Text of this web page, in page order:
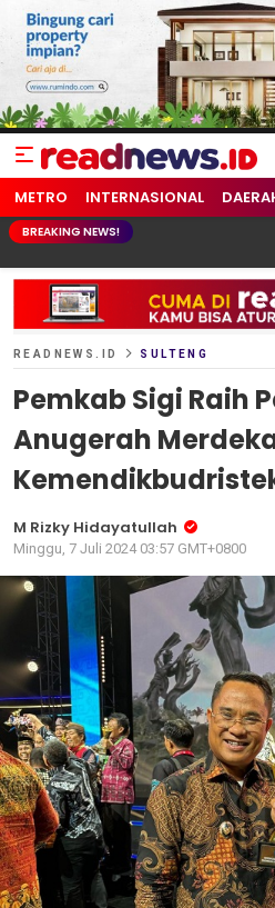
readnews.id
Berita Terkini, Update Terbaru
METRO INTERNASIONAL
BREAKING NEWS!
READNEWS.ID SULTENG
Pemkab Sigi Raih
Anugerah
M Rizky Hidayatullah
Minggu, 7 Juli 2024 03:57 GMT+0800